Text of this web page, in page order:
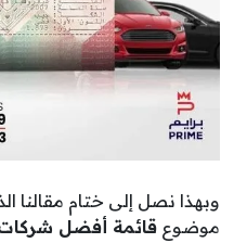
وبهذا نصل إلى ختام مقالنا
موضوع قائمة أفضل شركات